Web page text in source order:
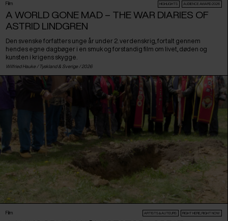
Film HIGHLIGHTS AUDIENCE AWARD 2026
A WORLD GONE MAD – THE WAR DIARIES OF
ASTRID LINDGREN
Den svenske forfatters unge år under 2. verdenskrig, fortalt gennem
hendes egne dagbøger i en smuk og forstandig film om livet, døden og
kunsten i krigens skygge.
Wilfried Hauke / Tyskland& Sverige / 2026
Film ARTISTS & AUTEURS RIGHT HERE, RIGHT NOW